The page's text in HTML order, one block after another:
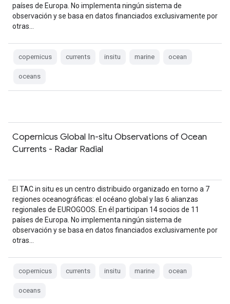
países de Europa. No implementa ningún sistema de
observación y se basa en datos financiados exclusivamente por
otras…
copernicus currents insitu marine ocean
oceans
Copernicus Global In-situ Observations of Ocean
Currents - Radar Radial
El TAC in situ es un centro distribuido organizado en torno a 7
regiones oceanográficas: el océano global y las 6 alianzas
regionales de EUROGOOS. En él participan 14 socios de 11
países de Europa. No implementa ningún sistema de
observación y se basa en datos financiados exclusivamente por
otras…
copernicus currents insitu marine ocean
oceans